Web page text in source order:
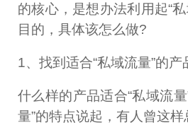
的核心，是想办法利用起“
目的，具体该怎么做?
1、找到适合“私域流量”的产
什么样的产品适合“私域流
量”的特点说起，有人曾这样